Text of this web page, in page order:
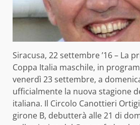
Siracusa, 22 settembre ’16 – La
Coppa Italia maschile, in
venerdì 23 settembre, a
ufficialmente la nuova stagione
italiana. Il Circolo Canottieri
girone B, debutterà alle 21 di